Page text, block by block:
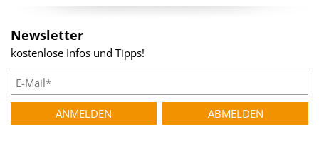
Newsletter
kostenlose Infos und Tipps!